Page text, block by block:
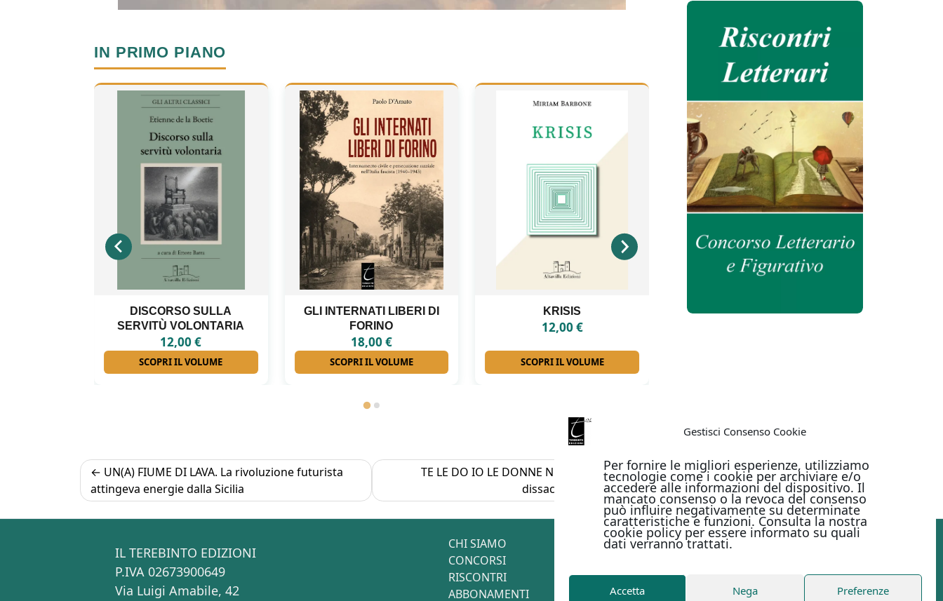
Gestisci Consenso Cookie
Per fornire le migliori esperienze, utilizziamo
tecnologie come i cookie per archiviare e/o
accedere alle informazioni del dispositivo. Il
mancato consenso o la revoca del consenso
può influire negativamente su determinate
caratteristiche e funzioni. Consulta la nostra
cookie policy per essere informato su quali
dati verranno trattati.
Accetta Nega Preferenze
IN PRIMO PIANO
GLI INTERNATI LIBERI DI
FORINO
18,00€
SCOPRI IL VOLUME
KRISIS
12,00€
SCOPRI IL VOLUME
ANTONIO LA PENNA
16,00€
SCOPRI IL VOLUME
TRA IL BUIO E LA LUCE
Navigazione
articoli
UN(A) FIUME DI LAVA. La rivoluzione futurista
attingeva energie dalla Sicilia
TE LE DO IO LE DONNE NUDE! Lʼarte sacra e
dissacrante di Rubens
IL TEREBINTO EDIZIONI
P.IVA 02673900649
Via Luigi Amabile, 42
CHI SIAMO
CONCORSI
RISCONTRI
ABBONAMENTI
PAGAMENTI ONLINE CON